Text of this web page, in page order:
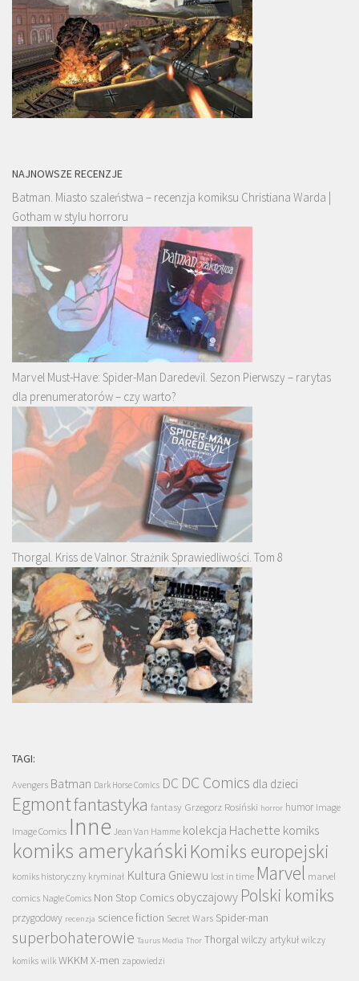
NAJNOWSZE RECENZJE
Batman. Miasto szaleństwa – recenzja komiksu Christiana Warda |
Gotham w stylu horroru
Marvel Must-Have: Spider-Man Daredevil. Sezon Pierwszy – rarytas
dla prenumeratorów – czy warto?
Thorgal. Kriss de Valnor. Strażnik Sprawiedliwości. Tom 8
TAGI:
Avengers Batman Dark Horse Comics DC DC Comics dla dzieci
Egmontfantastyka fantasy Grzegorz Rosiński horror humor Image
Image Comics Inne Jean Van Hamme kolekcja Hachette komiks
komiks amerykański Komiks europejski
komiks historyczny kryminał Kultura Gniewu lost in time Marvel marvel
comics Nagle Comics Non Stop Comics obyczajowy Polski komiks
przygodowy recenzja science fiction Secret Wars Spider-man
superbohaterowie Taurus Media Thor Thorgalwilczy artykuł wilczy
komiks wilk WKKM X-men zapowiedzi